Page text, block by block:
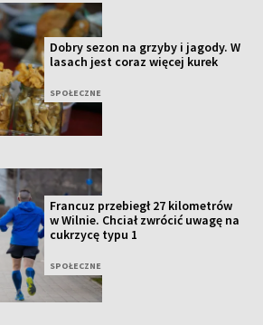
Dobry sezon na grzyby i jagody. W
lasach jest coraz więcej kurek
SPOŁECZNE
Francuz przebiegł 27 kilometrów
w Wilnie. Chciał zwrócić uwagę na
cukrzycę typu 1
SPOŁECZNE